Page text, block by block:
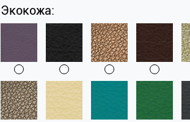
Экокожа: